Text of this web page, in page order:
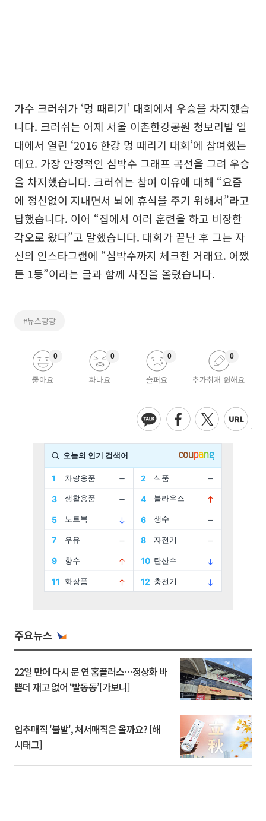
가수 크러쉬가 ‘멍 때리기’ 대회에서 우승을 차지했습
니다. 크러쉬는 어제 서울 이촌한강공원 청보리밭 일
대에서 열린 ‘2016 한강 멍 때리기 대회’에 참여했는
데요. 가장 안정적인 심박수 그래프 곡선을 그려 우승
을 차지했습니다. 크러쉬는 참여 이유에 대해 “요즘
에 정신없이 지내면서 뇌에 휴식을 주기 위해서”라고
답했습니다. 이어 “집에서 여러 훈련을 하고 비장한
각오로 왔다”고 말했습니다. 대회가 끝난 후 그는 자
신의 인스타그램에 “심박수까지 체크한 거래요. 어쨌
든 1등”이라는 글과 함께 사진을 올렸습니다.
#뉴스팡팡
좋아요
0
화나요
0
슬퍼요
0
추가취재 원해요
0
주요뉴스
22일 만에 다시 문 연 홈플러스…정상화 바
쁜데 재고 없어 ‘발동동’[가보니]
입추매직 '불발', 처서매직은 올까요? [해
시태그]